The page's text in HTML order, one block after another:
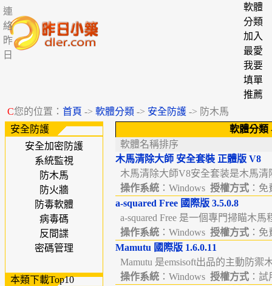
連
絡
昨
日
軟體
分類
加入
最愛
我要
填單
推薦
C您的位置： 首頁 -> 軟體分類 -> 安全防護 -> 防木馬
安全防護
安全加密防護
系統監視
防木馬
防火牆
防毒軟體
病毒碼
反間諜
密碼管理
本類下載Top10
軟體分類
軟體名稱排序
木馬清除大師 安全套裝 正體版 V8
木馬清除大師V8安全套装是木馬
操作系統 ：Windows 授權方式 ：
a-squared Free 國際版 3.5.0.8
a-squared Free 是一個專門掃瞄木
操作系統 ：Windows 授權方式 ：
Mamutu 國際版 1.6.0.11
Mamutu 是emsisoft出品的主動防
操作系統 ：Windows 授權方式 ：